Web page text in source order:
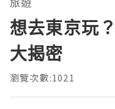
想去東京玩
大揭密
瀏覽次數:1021